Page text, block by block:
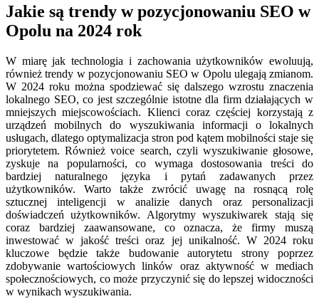
Jakie są trendy w pozycjonowaniu SEO w
Opolu na 2024 rok
W miarę jak technologia i zachowania użytkowników ewoluują,
również trendy w pozycjonowaniu SEO w Opolu ulegają zmianom.
W 2024 roku można spodziewać się dalszego wzrostu znaczenia
lokalnego SEO, co jest szczególnie istotne dla firm działających w
mniejszych miejscowościach. Klienci coraz częściej korzystają z
urządzeń mobilnych do wyszukiwania informacji o lokalnych
usługach, dlatego optymalizacja stron pod kątem mobilności staje się
priorytetem. Również voice search, czyli wyszukiwanie głosowe,
zyskuje na popularności, co wymaga dostosowania treści do
bardziej naturalnego języka i pytań zadawanych przez
użytkowników. Warto także zwrócić uwagę na rosnącą rolę
sztucznej inteligencji w analizie danych oraz personalizacji
doświadczeń użytkowników. Algorytmy wyszukiwarek stają się
coraz bardziej zaawansowane, co oznacza, że firmy muszą
inwestować w jakość treści oraz jej unikalność. W 2024 roku
kluczowe będzie także budowanie autorytetu strony poprzez
zdobywanie wartościowych linków oraz aktywność w mediach
społecznościowych, co może przyczynić się do lepszej widoczności
w wynikach wyszukiwania.